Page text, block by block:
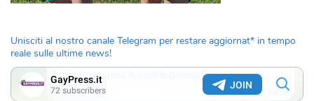
Unisciti al nostro canale Telegram per restare aggiornat* in tempo
reale sulle ultime news!